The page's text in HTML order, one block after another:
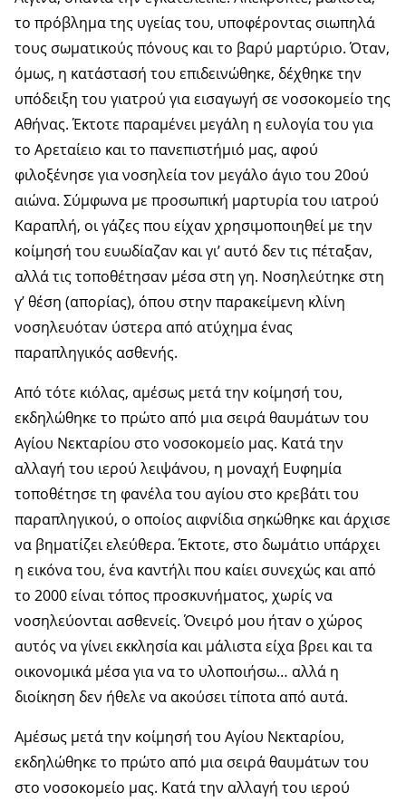
το πρόβλημα της υγείας του, υποφέροντας σιωπηλά
τους σωματικούς πόνους και το βαρύ μαρτύριο. Όταν,
όμως, η κατάστασή του επιδεινώθηκε, δέχθηκε την
υπόδειξη του γιατρού για εισαγωγή σε νοσοκομείο της
Αθήνας. Έκτοτε παραμένει μεγάλη η ευλογία του για
το Αρεταίειο και το πανεπιστήμιό μας, αφού
φιλοξένησε για νοσηλεία τον μεγάλο άγιο του 20ού
αιώνα. Σύμφωνα με προσωπική μαρτυρία του ιατρού
Καραπλή, οι γάζες που είχαν χρησιμοποιηθεί με την
κοίμησή του ευωδίαζαν και γι’ αυτό δεν τις πέταξαν,
αλλά τις τοποθέτησαν μέσα στη γη. Νοσηλεύτηκε στη
γ’ θέση (απορίας), όπου στην παρακείμενη κλίνη
νοσηλευόταν ύστερα από ατύχημα ένας
παραπληγικός ασθενής.
Από τότε κιόλας, αμέσως μετά την κοίμησή του,
εκδηλώθηκε το πρώτο από μια σειρά θαυμάτων του
Αγίου Νεκταρίου στο νοσοκομείο μας. Κατά την
αλλαγή του ιερού λειψάνου, η μοναχή Ευφημία
τοποθέτησε τη φανέλα του αγίου στο κρεβάτι του
παραπληγικού, ο οποίος αιφνίδια σηκώθηκε και άρχισε
να βηματίζει ελεύθερα. Έκτοτε, στο δωμάτιο υπάρχει
η εικόνα του, ένα καντήλι που καίει συνεχώς και από
το 2000 είναι τόπος προσκυνήματος, χωρίς να
νοσηλεύονται ασθενείς. Όνειρό μου ήταν ο χώρος
αυτός να γίνει εκκλησία και μάλιστα είχα βρει και τα
οικονομικά μέσα για να το υλοποιήσω… αλλά η
διοίκηση δεν ήθελε να ακούσει τίποτα από αυτά.
Αμέσως μετά την κοίμησή του Αγίου Νεκταρίου,
εκδηλώθηκε το πρώτο από μια σειρά θαυμάτων του
στο νοσοκομείο μας. Κατά την αλλαγή του ιερού